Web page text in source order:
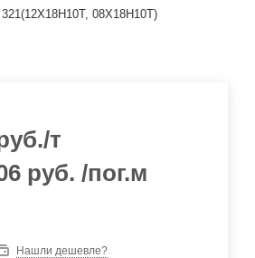
08Х18Н10Т)
/т
руб. /пог.м
Нашли дешевле?